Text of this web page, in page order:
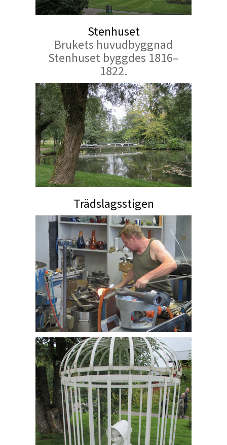
Stenhuset
Brukets huvudbyggnad
Stenhuset byggdes 1816–
1822.
Trädslagsstigen